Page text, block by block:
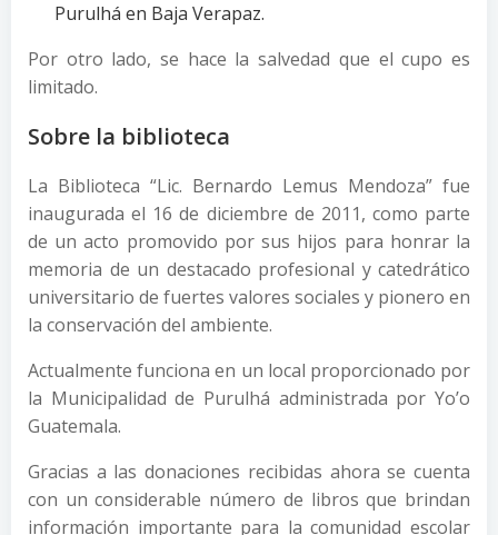
Purulhá en Baja Verapaz.
Por otro lado, se hace la salvedad que el cupo es
limitado.
Sobre la biblioteca
La Biblioteca “Lic. Bernardo Lemus Mendoza” fue
inaugurada el 16 de diciembre de 2011, como parte
de un acto promovido por sus hijos para honrar la
memoria de un destacado profesional y catedrático
universitario de fuertes valores sociales y pionero en
la conservación del ambiente.
Actualmente funciona en un local proporcionado por
la Municipalidad de Purulhá administrada por Yo’o
Guatemala.
Gracias a las donaciones recibidas ahora se cuenta
con un considerable número de libros que brindan
información importante para la comunidad escolar